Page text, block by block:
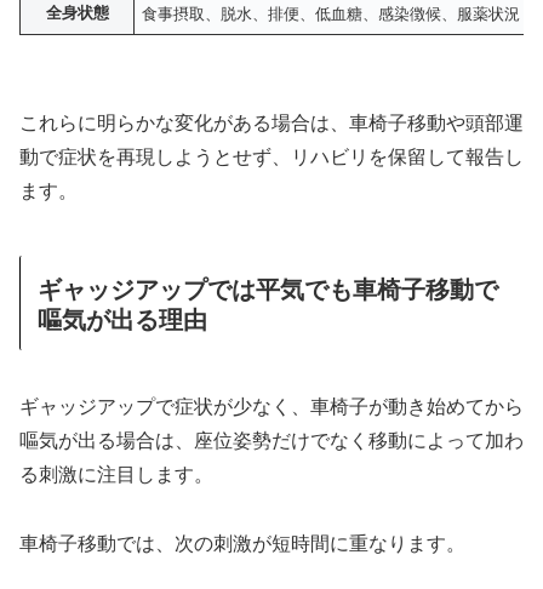
全身状態 食事摂取、脱水、排便、低血糖、感染徴候、服薬状況
これらに明らかな変化がある場合は、車椅子移動や頭部運
動で症状を再現しようとせず、リハビリを保留して報告し
ます。
ギャッジアップでは平気でも車椅子移動で
嘔気が出る理由
ギャッジアップで症状が少なく、車椅子が動き始めてから
嘔気が出る場合は、座位姿勢だけでなく移動によって加わ
る刺激に注目します。
車椅子移動では、次の刺激が短時間に重なります。